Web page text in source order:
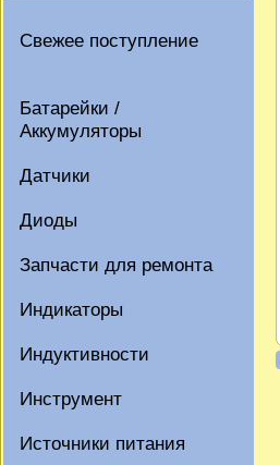
Свежее поступление
Батарейки /
Аккумуляторы
Датчики
Диоды
Запчасти для ремонта
Индикаторы
Индуктивности
Инструмент
Источники питания